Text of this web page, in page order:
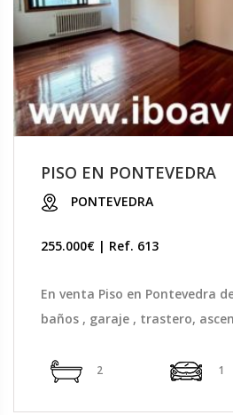
PISO EN PONTEVEDRA
PONTEVEDRA
255.000€ | Ref. 613
En venta Piso en Pontevedra
baños , garaje , trastero,
2 1